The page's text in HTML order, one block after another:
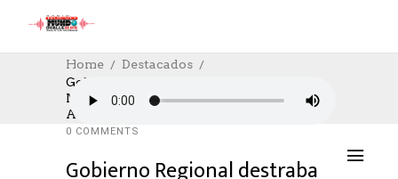
Home
Destacados
Gobierno Regional Destraba $12 Mil
Millones Para Vivienda Y Seguridad Tras
Acuerdo Con DIPRES
DESTACADOS SOCIAL
05/09/2025
AUTHOR: HECTOR
0 COMMENTS
Gobierno Regional destraba